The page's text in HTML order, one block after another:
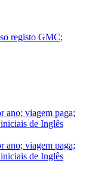
registo GMC;
ano; viagem paga;
de Inglês
ano; viagem paga;
de Inglês